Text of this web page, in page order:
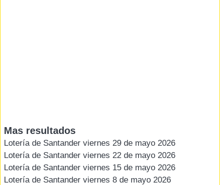
Mas resultados
Lotería de Santander viernes 29 de mayo 2026
Lotería de Santander viernes 22 de mayo 2026
Lotería de Santander viernes 15 de mayo 2026
Lotería de Santander viernes 8 de mayo 2026